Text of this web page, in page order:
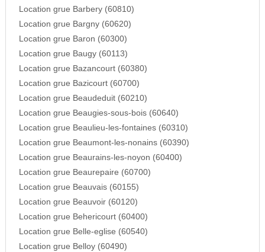
Location grue Barbery (60810)
Location grue Bargny (60620)
Location grue Baron (60300)
Location grue Baugy (60113)
Location grue Bazancourt (60380)
Location grue Bazicourt (60700)
Location grue Beaudeduit (60210)
Location grue Beaugies-sous-bois (60640)
Location grue Beaulieu-les-fontaines (60310)
Location grue Beaumont-les-nonains (60390)
Location grue Beaurains-les-noyon (60400)
Location grue Beaurepaire (60700)
Location grue Beauvais (60155)
Location grue Beauvoir (60120)
Location grue Behericourt (60400)
Location grue Belle-eglise (60540)
Location grue Belloy (60490)